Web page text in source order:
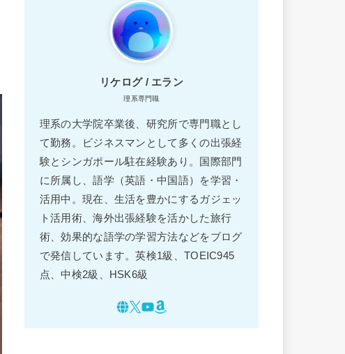
リケログ / エラン
理系専門職
理系の大学院卒業後、研究所で専門職とし
て勤務。ビジネスマンとして多くの出張経
験とシンガポール駐在経験あり。国際部門
に所属し、語学（英語・中国語）を学習・
活用中。現在、生活を豊かにするガジェッ
ト活用術、海外出張経験を活かした旅行
術、効果的な語学の学習方法などをブログ
で発信しています。英検1級、TOEIC945
点、中検2級、HSK6級